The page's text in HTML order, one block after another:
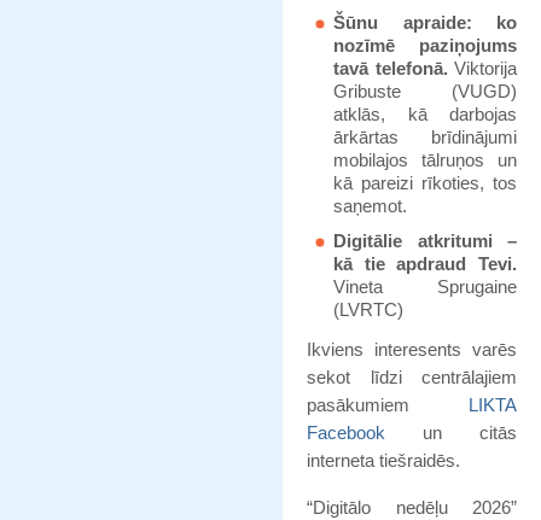
Šūnu apraide: ko
nozīmē paziņojums
tavā telefonā. Viktorija
Gribuste (VUGD)
atklās, kā darbojas
ārkārtas brīdinājumi
mobilajos tālruņos un
kā pareizi rīkoties, tos
saņemot.
Digitālie atkritumi –
kā tie apdraud Tevi.
Vineta Sprugaine
(LVRTC)
Ikviens interesents varēs
sekot līdzi centrālajiem
pasākumiem LIKTA
Facebook un citās
interneta tiešraidēs.
“Digitālo nedēļu 2026”